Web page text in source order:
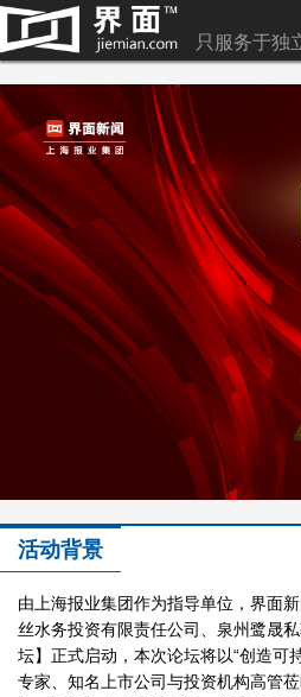
只服务于独
活动背景
由上海报业集团作为指导单位，界面
丝水务投资有限责任公司、泉州鹭晟
坛】正式启动，本次论坛将以“创造可
专家、知名上市公司与投资机构高管